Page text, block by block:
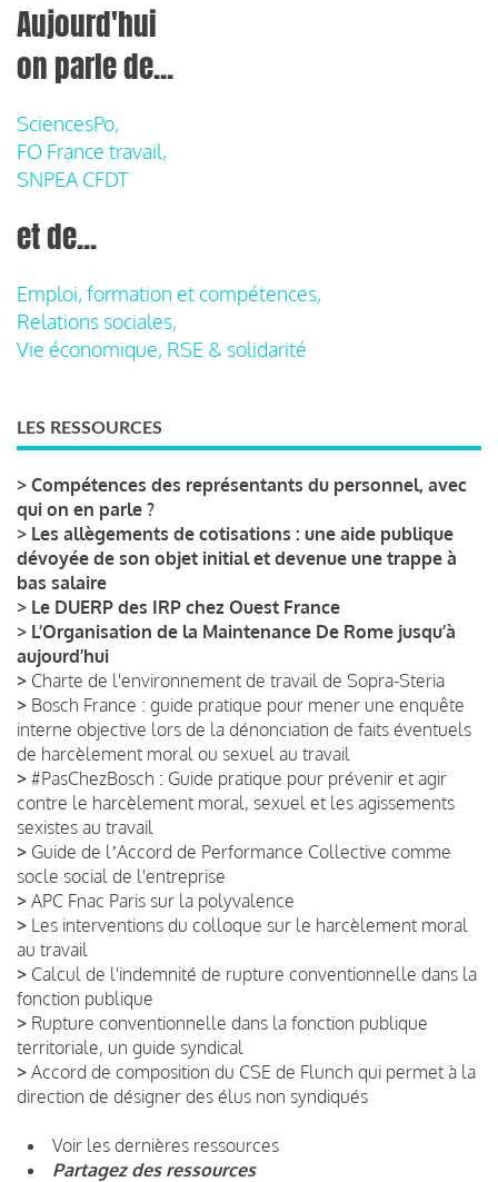
Aujourd'hui
on parle de...
SciencesPo,
FO France travail,
SNPEA CFDT
et de...
Emploi, formation et compétences,
Relations sociales,
Vie économique, RSE & solidarité
LES RESSOURCES
> Compétences des représentants du personnel, avec
qui on en parle ?
> Les allègements de cotisations : une aide publique
dévoyée de son objet initial et devenue une trappe à
bas salaire
> Le DUERP des IRP chez Ouest France
> L’Organisation de la Maintenance De Rome jusqu’à
aujourd’hui
> Charte de l'environnement de travail de Sopra-Steria
> Bosch France : guide pratique pour mener une enquête
interne objective lors de la dénonciation de faits éventuels
de harcèlement moral ou sexuel au travail
> #PasChezBosch : Guide pratique pour prévenir et agir
contre le harcèlement moral, sexuel et les agissements
sexistes au travail
> Guide de lʼAccord de Performance Collective comme
socle social de l'entreprise
> APC Fnac Paris sur la polyvalence
> Les interventions du colloque sur le harcèlement moral
au travail
> Calcul de l'indemnité de rupture conventionnelle dans la
fonction publique
> Rupture conventionnelle dans la fonction publique
territoriale, un guide syndical
> Accord de composition du CSE de Flunch qui permet à la
direction de désigner des élus non syndiqués
Voir les dernières ressources
Partagez des ressources